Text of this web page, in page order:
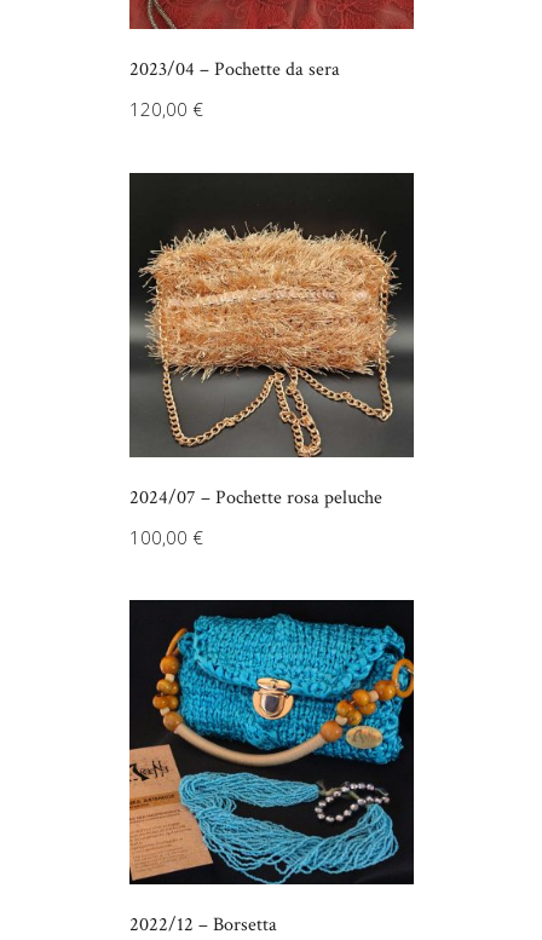
2023/04 – Pochette da sera
120,00 €
2024/07 – Pochette rosa peluche
100,00 €
2022/12 – Borsetta